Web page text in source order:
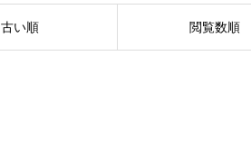
古い順 閲覧数順